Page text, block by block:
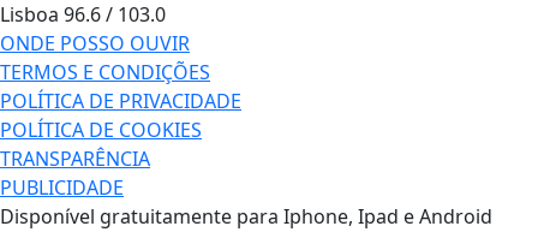
Lisboa 96.6 / 103.0
ONDE POSSO OUVIR
TERMOS E CONDIÇÕES
POLÍTICA DE PRIVACIDADE
POLÍTICA DE COOKIES
TRANSPARÊNCIA
PUBLICIDADE
Disponível gratuitamente para Iphone, Ipad e Android